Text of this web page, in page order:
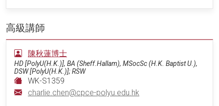
高級講師
陳秋蓮博士
HD [PolyU(H.K.)], BA (Sheff.Hallam), MSocSc (H.K. Baptist U.),
DSW [PolyU(H.K.)]; RSW
WK-S1359
charlie.chen@cpce-polyu.edu.hk